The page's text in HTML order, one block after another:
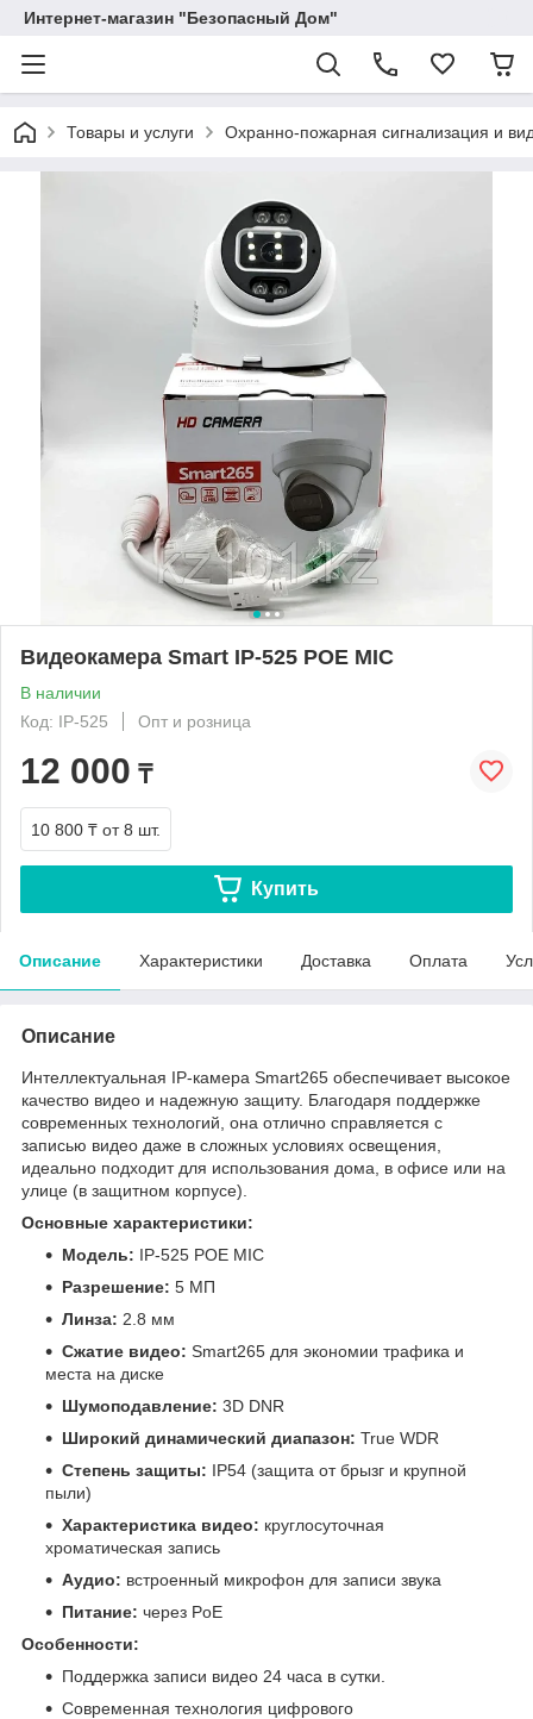
Интернет-магазин "Безопасный Дом"
Товары и услуги Охранно-пожарная сигнализация и
Видеокамера Smart IP-525 POE MIC
В наличии
Код: IP-525
Опт и розница
12 000 ₸
10 800 ₸ от 8 шт.
Купить
Описание Характеристики Доставка Оплата
Описание
Интеллектуальная IP-камера Smart265 обеспечивает высокое
качество видео и надежную защиту. Благодаря поддержке
современных технологий, она отлично справляется с
записью видео даже в сложных условиях освещения,
идеально подходит для использования дома, в офисе или на
улице (в защитном корпусе).
Основные характеристики:
Модель: IP-525 POE MIC
Разрешение: 5 МП
Линза: 2.8 мм
Сжатие видео: Smart265 для экономии трафика и
места на диске
Шумоподавление: 3D DNR
Широкий динамический диапазон: True WDR
Степень защиты: IP54 (защита от брызг и крупной
пыли)
Характеристика видео: круглосуточная
хроматическая запись
Аудио: встроенный микрофон для записи звука
Питание: через PoE
Особенности:
Поддержка записи видео 24 часа в сутки.
Современная технология цифрового